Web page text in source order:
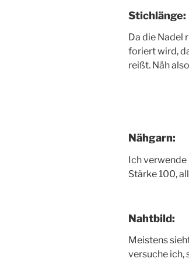
Stichlänge:
Da die Nadel
fo­riert wird,
reißt. Näh
Nähgarn:
Ich ver­wen­de
Stär­ke 100,
Nahtbild:
Meis­tens
ver­su­che ich,